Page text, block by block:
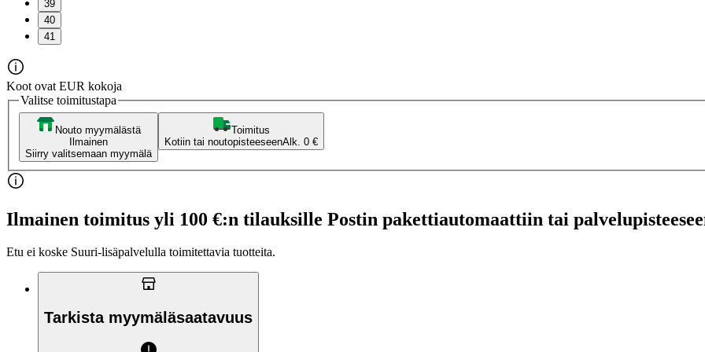
39
40
41
Koot ovat EUR kokoja
Valitse toimitustapa
Nouto myymälästä
Ilmainen
Siirry valitsemaan myymälä
Toimitus
Kotiin tai noutopisteeseenAlk. 0 €
Ilmainen toimitus yli 100 €:n tilauksille Postin pakettiautomaattiin tai
Etu ei koske Suuri‑lisäpalvelulla toimitettavia tuotteita.
Tarkista myymäläsaatavuus